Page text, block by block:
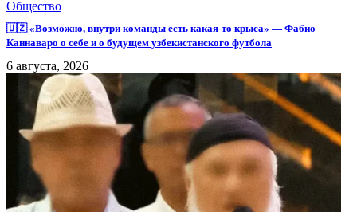
Общество
🇺🇿 «Возможно, внутри команды есть какая-то крыса» — Фабио
Каннаваро о себе и о будущем узбекистанского футбола
6 августа, 2026